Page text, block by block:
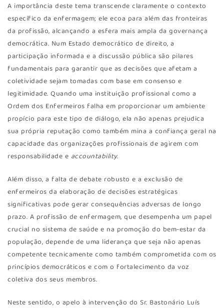
A importância deste tema transcende claramente o contexto
específico da enfermagem; ele ecoa para além das fronteiras
da profissão, alcançando a esfera mais ampla da governança
democrática. Num Estado democrático de direito, a
participação informada e a discussão pública são pilares
fundamentais para garantir que as decisões que afetam a
coletividade sejam tomadas com base em consenso e
legitimidade. Quando uma instituição profissional como a
Ordem dos Enfermeiros falha em proporcionar um ambiente
propício para este tipo de diálogo, ela não apenas prejudica
sua própria reputação como também mina a confiança geral na
capacidade das organizações profissionais de agirem com
responsabilidade e accountability.
Além disso, a falta de debate robusto e a exclusão de
enfermeiros da elaboração de decisões estratégicas
significativas pode gerar consequências adversas de longo
prazo. A profissão de enfermagem, que desempenha um papel
crucial no sistema de saúde e na promoção do bem-estar da
população, depende de uma liderança que seja não apenas
competente tecnicamente como também comprometida com os
princípios democráticos e com o fortalecimento da voz
coletiva dos seus membros.
Neste sentido, o apelo à intervenção do Sr. Bastonário Luís